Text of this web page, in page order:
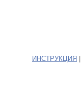
ИНСТРУКЦИЯ